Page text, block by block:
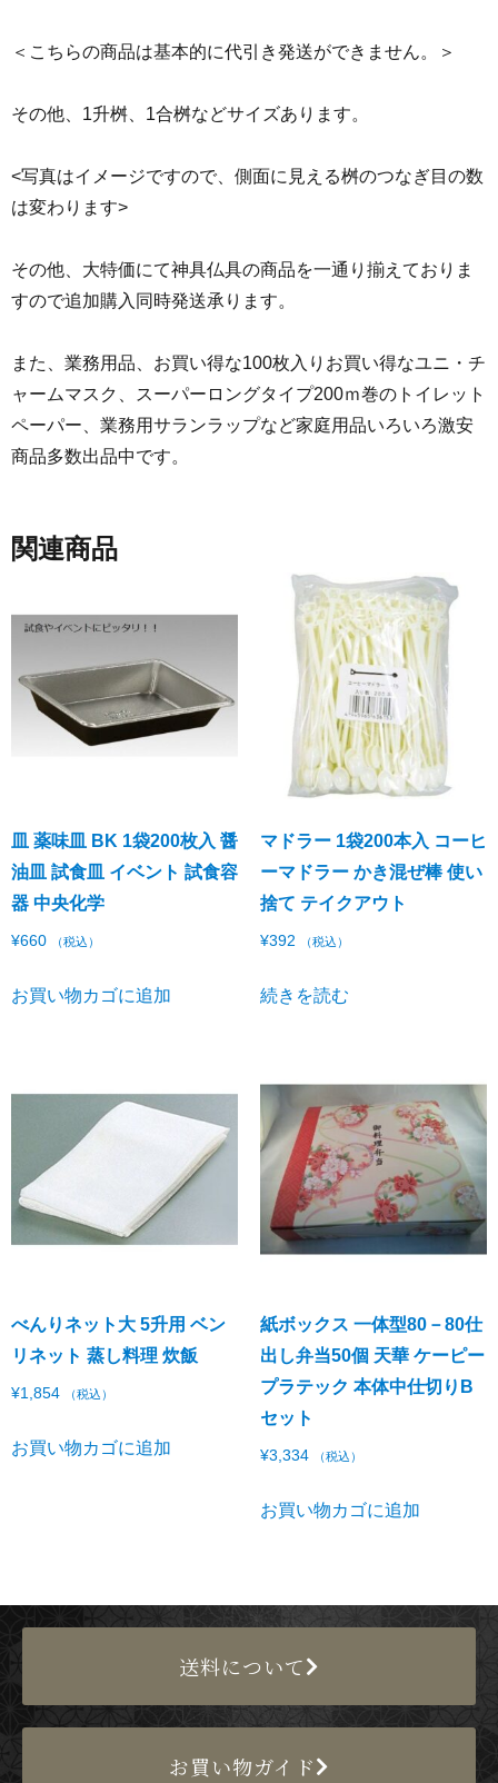
＜こちらの商品は基本的に代引き発送ができません。＞
その他、1升桝、1合桝などサイズあります。
<写真はイメージですので、側面に見える桝のつなぎ目の数
は変わります>
その他、大特価にて神具仏具の商品を一通り揃えておりま
すので追加購入同時発送承ります。
また、業務用品、お買い得な100枚入りお買い得なユニ・チ
ャームマスク、スーパーロングタイプ200ｍ巻のトイレット
ペーパー、業務用サランラップなど家庭用品いろいろ激安
商品多数出品中です。
関連商品
皿 薬味皿 BK 1袋200枚入 醤
油皿 試食皿 イベント 試食容
器 中央化学
¥660 （税込）
お買い物カゴに追加
マドラー 1袋200本入 コーヒ
ーマドラー かき混ぜ棒 使い
捨て テイクアウト
¥392 （税込）
続きを読む
べんりネット大 5升用 ベン
リネット 蒸し料理 炊飯
¥1,854 （税込）
お買い物カゴに追加
紙ボックス 一体型80－80仕
出し弁当50個 天華 ケーピー
プラテック 本体中仕切りB
セット
¥3,334 （税込）
お買い物カゴに追加
送料について
お買い物ガイド